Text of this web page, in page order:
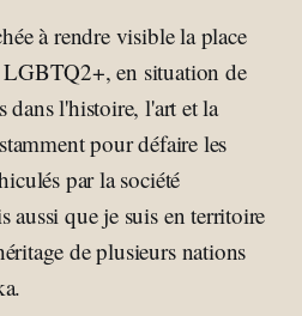
à rendre visible la place
LGBTQ2+, en situation de
dans l'histoire, l'art et la
pour défaire les
par la société
aussi que je suis en territoire
de plusieurs nations